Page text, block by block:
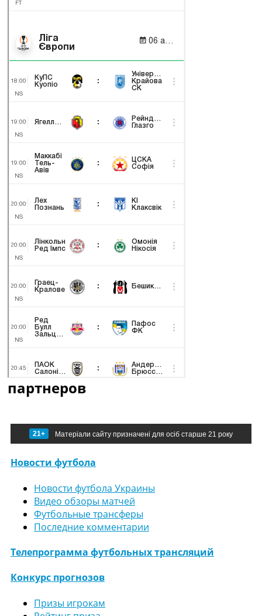
партнеров
21+ Матеріали сайту призначені для осіб старше 21 року
Новости футбола
Новости футбола Украины
Видео обзоры матчей
Футбольные трансферы
Последние комментарии
Телепрограмма футбольных трансляций
Конкурс прогнозов
Призы игрокам